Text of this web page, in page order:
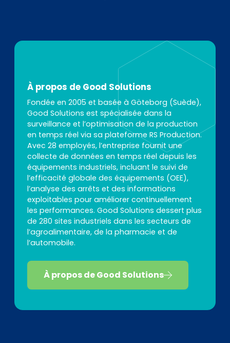
À propos de Good Solutions
Fondée en 2005 et basée à Göteborg (Suède),
Good Solutions est spécialisée dans la
surveillance et l’optimisation de la production
en temps réel via sa plateforme RS Production.
Avec 28 employés, l’entreprise fournit une
collecte de données en temps réel depuis les
équipements industriels, incluant le suivi de
l’efficacité globale des équipements (OEE),
l’analyse des arrêts et des informations
exploitables pour améliorer continuellement
les performances. Good Solutions dessert plus
de 280 sites industriels dans les secteurs de
l’agroalimentaire, de la pharmacie et de
l’automobile.
À propos de Good Solutions